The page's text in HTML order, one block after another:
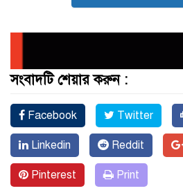
সংবাদটি শেয়ার করুন :
Facebook Twitter
Linkedin Reddit
Pinterest Print